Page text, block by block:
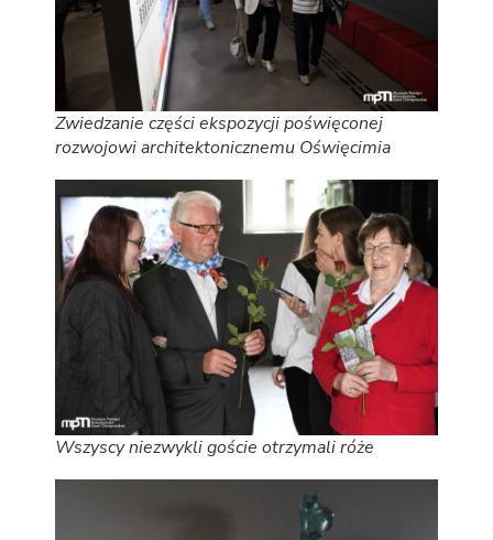
Zwiedzanie części ekspozycji poświęconej
rozwojowi architektonicznemu Oświęcimia
Wszyscy niezwykli goście otrzymali róże